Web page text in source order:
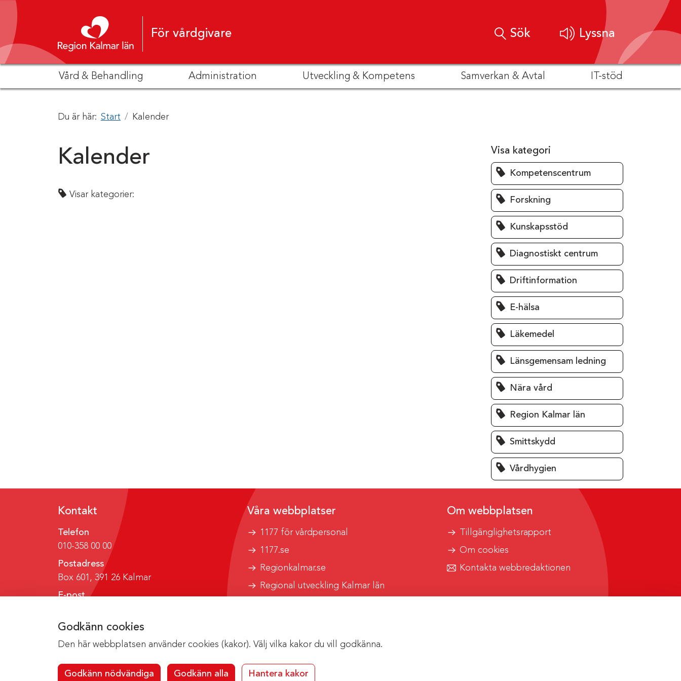
Godkänn cookies
Den här webbplatsen använder cookies (kakor). Välj vilka kakor du vill godkänna.
Godkänn nödvändiga Godkänn alla Hantera kakor
Hoppa till innehåll
För vårdgivare Sök Lyssna
Vård & Behandling Administration Utveckling & Kompetens Samverkan & Avtal IT-stöd
Du är här: Start Kalender
Kalender
Visar kategorier:
Visa kategori
Kompetenscentrum
Forskning
Kunskapsstöd
Diagnostiskt centrum
Driftinformation
E-hälsa
Läkemedel
Länsgemensam ledning
Nära vård
Region Kalmar län
Smittskydd
Vårdhygien
Kontakt
Telefon
010-358 00 00
Postadress
Box 601, 391 26 Kalmar
E-post
Våra webbplatser
1177 för vårdpersonal
1177.se
Regionkalmar.se
Regional utveckling Kalmar län
Om webbplatsen
Tillgänglighetsrapport
Om cookies
Kontakta webbredaktionen